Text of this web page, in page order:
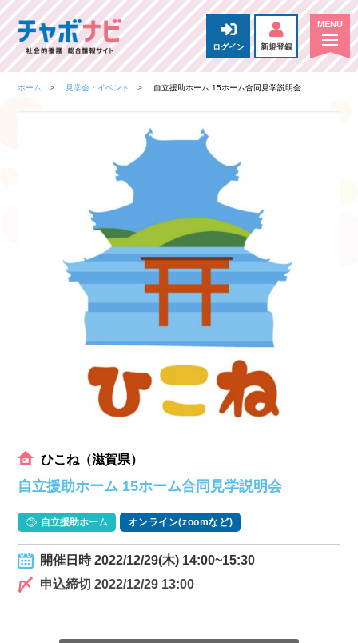
ログイン 新規登録
ホーム 見学会・イベント 自立援助ホーム 15ホーム合同見学説明会
ひこね（滋賀県）
自立援助ホーム 15ホーム合同見学説明会
自立援助ホーム オンライン(zoomなど)
開催日時 2022/12/29(木) 14:00~15:30
申込締切 2022/12/29 13:00